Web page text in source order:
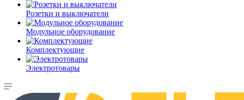
Розетки и выключатели
Модульное оборудование
Комплектующие
Электротовары